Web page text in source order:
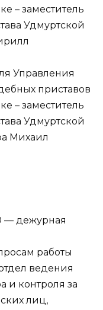
– заместитель
Удмуртской
Управления
приставов
– заместитель
Удмуртской
Михаил
— дежурная
работы
ведения
и контроля за
лиц,